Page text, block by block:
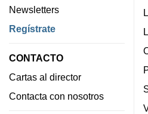
Newsletters
Regístrate
CONTACTO
Cartas al director
Contacta con nosotros